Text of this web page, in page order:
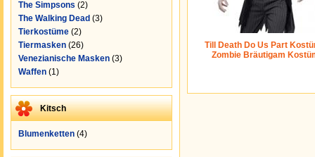
The Simpsons (2)
The Walking Dead (3)
Tierkostüme (2)
Tiermasken (26)
Venezianische Masken (3)
Waffen (1)
Kitsch
Blumenketten (4)
Till Death Do Us Part
Zombie Bräutigam